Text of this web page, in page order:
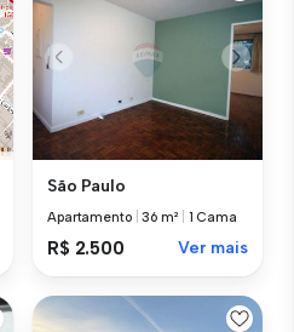
São Paulo
Apartamento |36 m² 1 Cama
R$ 2.500 Ver mais